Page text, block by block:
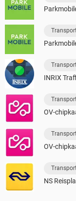
INRIX
OV-
OV-
NS